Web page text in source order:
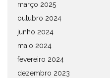
março 2025
outubro 2024
junho 2024
maio 2024
fevereiro 2024
dezembro 2023